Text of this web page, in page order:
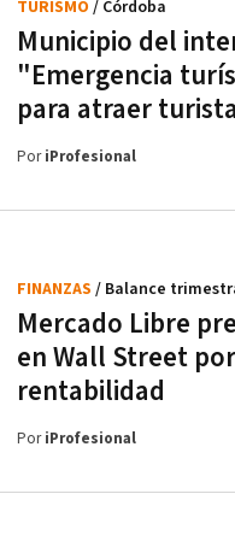
Municipio del
"Emergencia
para atraer
TURISMO / Córdoba
PoriProfesional
Mercado Libre
en Wall Street
rentabilidad
FINANZAS / Balance
PoriProfesional